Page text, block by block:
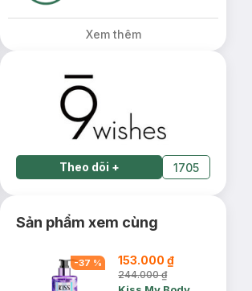
Xem thêm
Theo dõi + 1705
Sản phẩm xem cùng
-37 % 153.000 ₫
244.000 ₫